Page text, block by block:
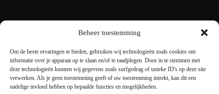
Beheer toestemming
Om de beste ervaringen te bieden, gebruiken wij technologieën zoals cookies om
informatie over je apparaat op te slaan en/of te raadplegen. Door in te stemmen met
deze technologieën kunnen wij gegevens zoals surfgedrag of unieke ID's op deze site
verwerken. Als je geen toestemming geeft of uw toestemming intrekt, kan dit een
nadelige invloed hebben op bepaalde functies en mogelijkheden.